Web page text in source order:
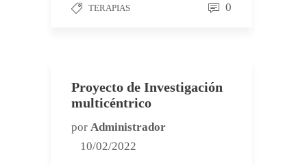
TERAPIAS 0
Proyecto de Investigación
multicéntrico
por Administrador
10/02/2022